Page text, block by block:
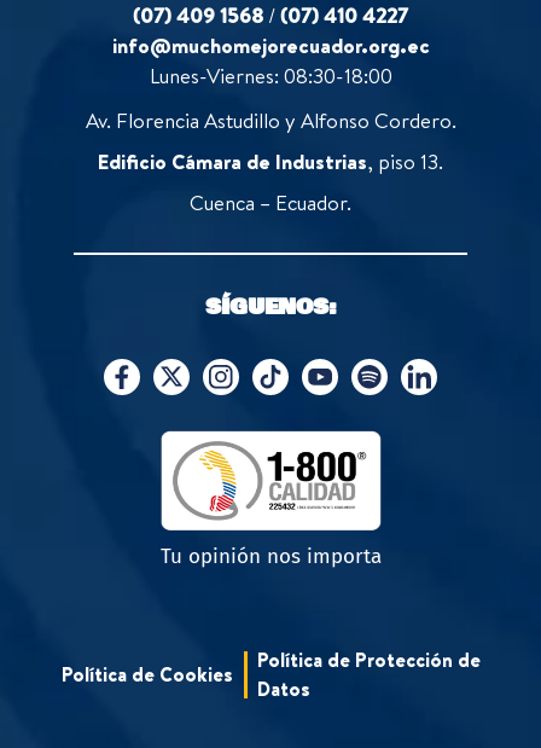
(07) 409 1568 /(07) 410 4227
info@muchomejorecuador.org.ec
Lunes-Viernes: 08:30-18:00
Av. Florencia Astudillo y Alfonso Cordero.
Edificio Cámara de Industrias, piso 13.
Cuenca – Ecuador.
SÍGUENOS:
Tu opinión nos importa
Política de Cookies
Política de Protección de
Datos